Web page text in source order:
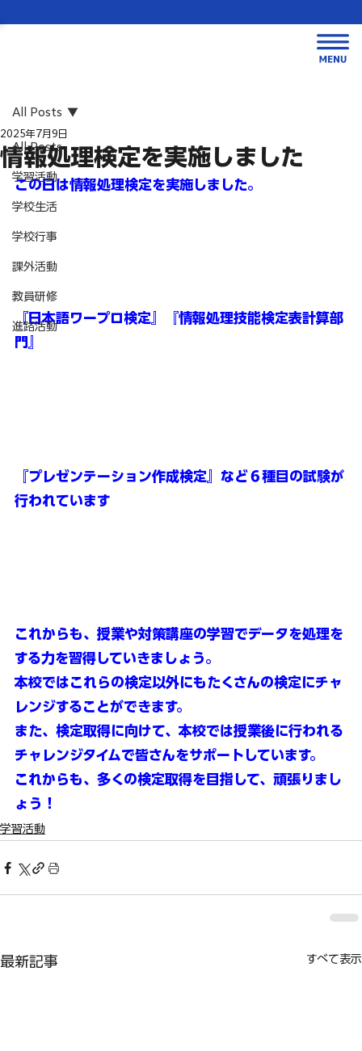
All Posts
学習活動
学校生活
学校行事
課外活動
教員研修
進路活動
All Posts
情報処理検定を実施しました
2025年7月9日
この日は情報処理検定を実施しました。
『日本語ワープロ検定』『情報処理技能検定表計算部
門』
『プレゼンテーション作成検定』など６種目の試験が
行われています
これからも、授業や対策講座の学習でデータを処理を
する力を習得していきましょう。
本校ではこれらの検定以外にもたくさんの検定にチャ
レンジすることができます。
また、検定取得に向けて、本校では授業後に行われる
チャレンジタイムで皆さんをサポートしています。
これからも、多くの検定取得を目指して、頑張りまし
ょう！
学習活動
最新記事 すべて表示